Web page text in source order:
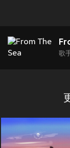
歌